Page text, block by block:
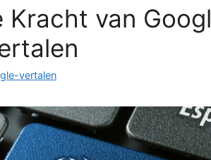
Kracht van
vertalen